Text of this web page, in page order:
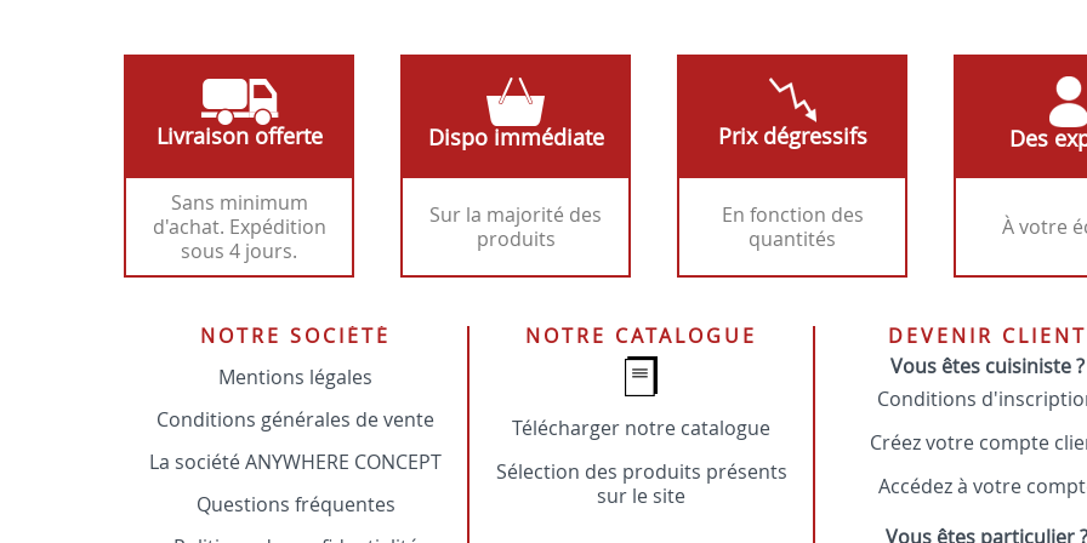
Livraison offerte
Sans minimum
d'achat. Expédition
sous 4 jours.
Dispo immédiate
Sur la majorité des
produits
Prix dégressifs
En fonction des
quantités
Des
À votre
NOTRE SOCIÉTÉ
Mentions légales
Conditions générales de vente
La société ANYWHERE CONCEPT
Questions fréquentes
NOTRE CATALOGUE
Télécharger notre catalogue
Sélection des produits présents
sur le site
DEVENIR CLIENT
Vous êtes cuisiniste ?
Conditions
Créez votre compte
Accédez à votre
Vous êtes particulier ?